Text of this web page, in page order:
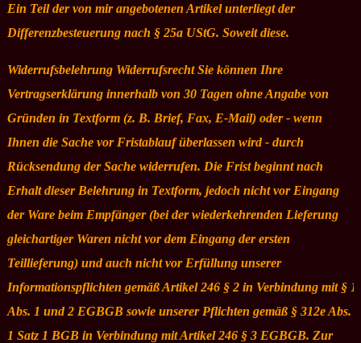
Ein Teil der von mir angebotenen Artikel unterliegt der
Differenzbesteuerung nach § 25a UStG. Soweit diese.
Widerrufsbelehrung Widerrufsrecht Sie können Ihre
Vertragserklärung innerhalb von 30 Tagen ohne Angabe von
Gründen in Textform (z. B. Brief, Fax, E-Mail) oder - wenn
Ihnen die Sache vor Fristablauf überlassen wird - durch
Rücksendung der Sache widerrufen. Die Frist beginnt nach
Erhalt dieser Belehrung in Textform, jedoch nicht vor Eingang
der Ware beim Empfänger (bei der wiederkehrenden Lieferung
gleichartiger Waren nicht vor dem Eingang der ersten
Teillieferung) und auch nicht vor Erfüllung unserer
Informationspflichten gemäß Artikel 246 § 2 in Verbindung mit § 1
Abs. 1 und 2 EGBGB sowie unserer Pflichten gemäß § 312e Abs.
1 Satz 1 BGB in Verbindung mit Artikel 246 § 3 EGBGB. Zur